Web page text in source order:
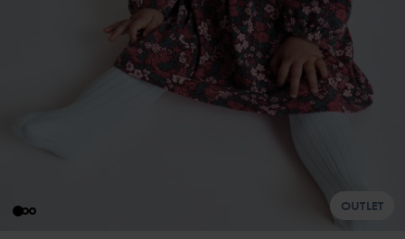
OUTLET